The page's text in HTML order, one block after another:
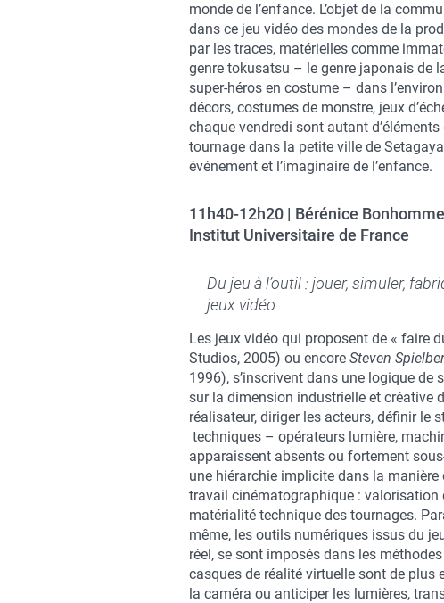
monde de l’enfance. L’objet de la
dans ce jeu vidéo des mondes de la
par les traces, matérielles comme
genre tokusatsu – le genre japonais de
super-héros en costume – dans
décors, costumes de monstre, jeux
chaque vendredi sont autant d’éléments
tournage dans la petite ville de
événement et l’imaginaire de l’enfance.
11h40-12h20 | Bérénice
Institut Universitaire de France
Du jeu à l’outil : jouer, simuler,
jeux vidéo
Les jeux vidéo qui proposent de « faire
Studios, 2005) ou encore Steven
1996), s’inscrivent dans une logique
sur la dimension industrielle et créative
réalisateur, diriger les acteurs, définir le
techniques – opérateurs lumière,
apparaissent absents ou fortement
une hiérarchie implicite dans la
travail cinématographique :
matérialité technique des tournages.
même, les outils numériques issus du
réel, se sont imposés dans les
casques de réalité virtuelle sont de plus
la caméra ou anticiper les lumières,